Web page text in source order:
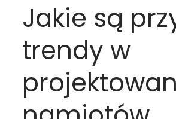
Jakie są
trendy w